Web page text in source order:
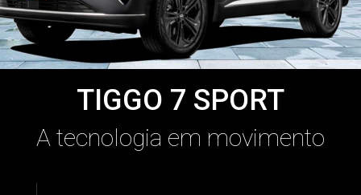
TIGGO 7 SPORT
A tecnologia em movimento